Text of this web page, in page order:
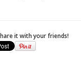
it with your friends!